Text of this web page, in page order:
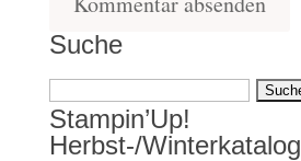
Suche
Suchen
nach:
Stampin’Up!
Herbst-/Winterkatalog